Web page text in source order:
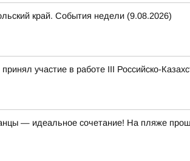
край. События недели (9.08.2026)
участие в работе III Российско-
— идеальное сочетание! На пляже